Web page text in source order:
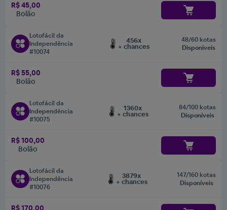
R$ 45,00
Bolão
Lotofácil da
Independência
#10074
456x
+ chances
48/60 kotas
Disponíveis
R$ 55,00
Bolão
Lotofácil da
Independência
#10075
1360x
+ chances
84/100 kotas
Disponíveis
R$ 100,00
Bolão
Lotofácil da
Independência
#10076
3879x
+ chances
147/160 kotas
Disponíveis
R$ 170,00